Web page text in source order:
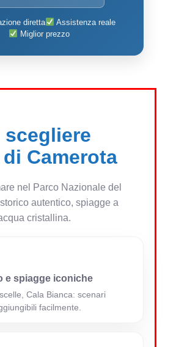
diretta
Assistenza reale
Miglior prezzo
scegliere
Camerota
nel Parco Nazionale del
autentico, spiagge a
cristallina.
e spiagge iconiche
Cala Bianca: scenari
facilmente.